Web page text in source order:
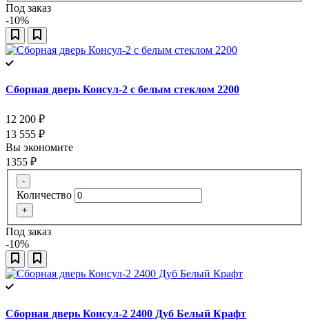
Под заказ
-10%
Сборная дверь Консул-2 с белым стеклом 2200
12 200 ₽
13 555 ₽
Вы экономите
1355 ₽
-
Количество
+
Под заказ
-10%
Сборная дверь Консул-2 2400 Дуб Белый Крафт